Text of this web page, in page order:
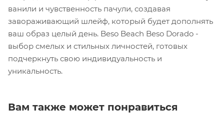
ванили и чувственность пачули, создавая
завораживающий шлейф, который будет дополнять
ваш образ целый день. Beso Beach Beso Dorado -
выбор смелых и стильных личностей, готовых
подчеркнуть свою индивидуальность и
уникальность.
Вам также может понравиться